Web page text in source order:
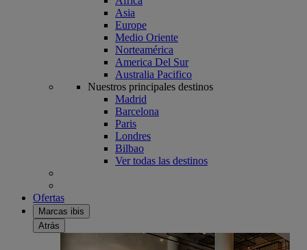
Asia
Europe
Medio Oriente
Norteamérica
America Del Sur
Australia Pacifico
Nuestros principales destinos
Madrid
Barcelona
Paris
Londres
Bilbao
Ver todas las destinos
Ofertas
Marcas ibis
Atrás